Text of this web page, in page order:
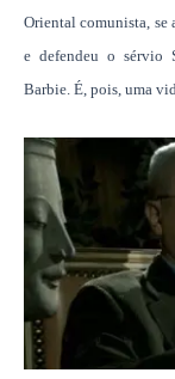
Oriental comunista, se
e defendeu o sérvio
Barbie. É, pois, uma